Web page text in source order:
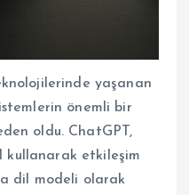
yaşanan
önemli bir
oldu. ChatGPT,
kullanarak etkileşim
dil modeli olarak